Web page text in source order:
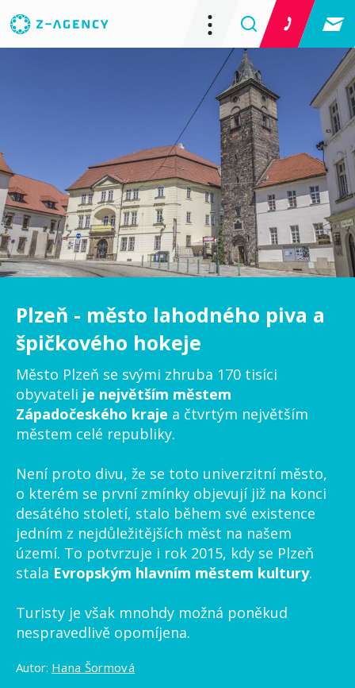
Plzeň - město lahodného piva a
špičkového hokeje
Město Plzeň se svými zhruba 170 tisíci
obyvateli je největším městem
Západočeského kraje a čtvrtým největším
městem celé republiky.
Není proto divu, že se toto univerzitní město,
o kterém se první zmínky objevují již na konci
desátého století, stalo během své existence
jedním z nejdůležitějších měst na našem
území. To potvrzuje i rok 2015, kdy se Plzeň
stala Evropským hlavním městem kultury.
Turisty je však mnohdy možná poněkud
nespravedlivě opomíjena.
Autor: Hana Šormová